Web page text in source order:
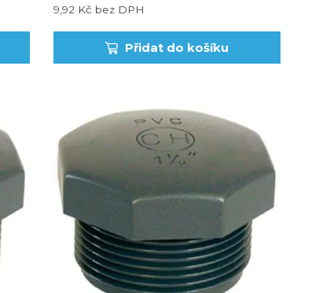
potrubních dílů.>
9,92 Kč bez DPH
Přidat do košíku